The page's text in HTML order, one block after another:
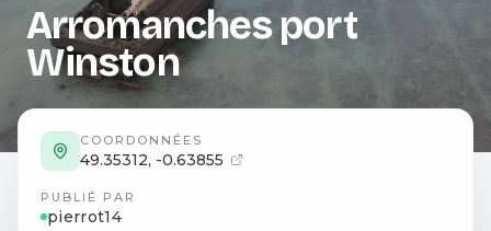
Arromanches port
Winston
COORDONNÉES
49.35312, -0.63855
PUBLIÉ PAR
pierrot14